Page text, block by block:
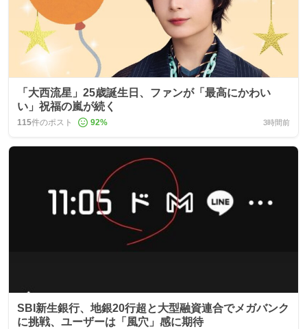
「大西流星」25歳誕生日、ファンが「最高にかわい
い」祝福の嵐が続く
115件のポスト 92% 3時間前
SBI新生銀行、地銀20行超と大型融資連合でメガバンク
に挑戦、ユーザーは「風穴」感に期待